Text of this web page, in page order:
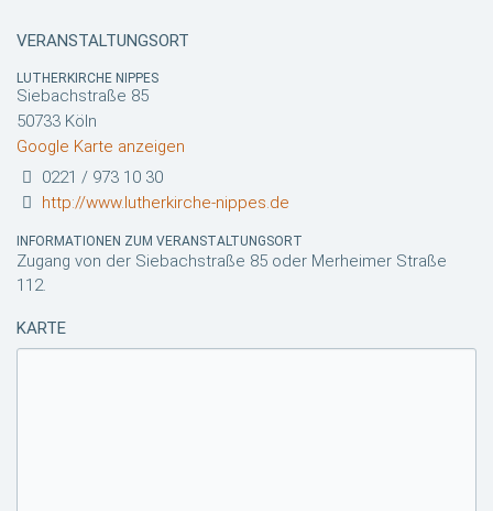
VERANSTALTUNGSORT
LUTHERKIRCHE NIPPES
Siebachstraße 85
50733 Köln
Google Karte anzeigen
0221 / 973 10 30
http://www.lutherkirche-nippes.de
INFORMATIONEN ZUM VERANSTALTUNGSORT
Zugang von der Siebachstraße 85 oder Merheimer Straße
112.
KARTE